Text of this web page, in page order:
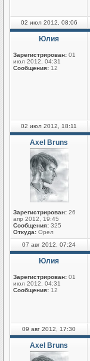
02 июл 2012, 08:06
Юлия
Зарегистрирован: 01
июл 2012, 04:31
Сообщения: 12
02 июл 2012, 18:11
Axel Bruns
Зарегистрирован: 26
апр 2012, 19:45
Сообщения: 325
Откуда: Орел
07 авг 2012, 07:24
Юлия
Зарегистрирован: 01
июл 2012, 04:31
Сообщения: 12
09 авг 2012, 17:30
Axel Bruns